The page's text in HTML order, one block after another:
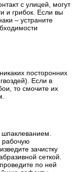
с улицей, могут
и грибок. Если вы
– устраните
посторонних
Если в
то смочите их
шпаклеванием.
рабочую
зачистку
сеткой.
по ней